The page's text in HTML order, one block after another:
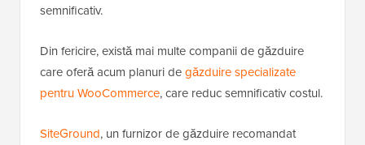
semnificativ.
Din fericire, există mai multe companii de găzduire
care oferă acum planuri degăzduire specializate
pentru WooCommerce, care reduc semnificativ costul.
SiteGround, un furnizor de găzduire recomandat